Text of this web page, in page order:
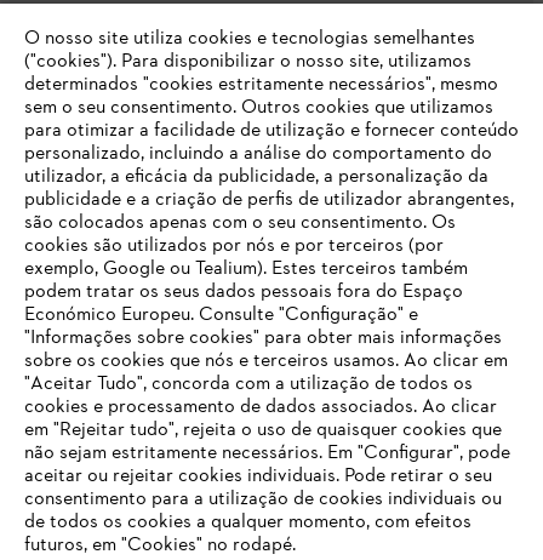
Opções de pagamento
Empresa
FAQs Loja Online
Contacto
O SEU NAVEGADOR NÃO SUPORTA
ESTE WEBSITE
Está utilizar um navegador que ainda não suportamos. Para
obter o melhor uso de nosso site, recomendamos que altere
para um dos seguintes navegadores:
O nosso site utiliza cookies e tecnologias semelhantes
("cookies"). Para disponibilizar o nosso site, utilizamos
determinados "cookies estritamente necessários", mesmo
sem o seu consentimento. Outros cookies que utilizamos
para otimizar a facilidade de utilização e fornecer conteúdo
personalizado, incluindo a análise do comportamento do
utilizador, a eficácia da publicidade, a personalização da
publicidade e a criação de perfis de utilizador abrangentes,
são colocados apenas com o seu consentimento. Os
cookies são utilizados por nós e por terceiros (por
exemplo, Google ou Tealium). Estes terceiros também
podem tratar os seus dados pessoais fora do Espaço
Económico Europeu. Consulte "Configuração" e
"Informações sobre cookies" para obter mais informações
sobre os cookies que nós e terceiros usamos. Ao clicar em
"Aceitar Tudo", concorda com a utilização de todos os
cookies e processamento de dados associados. Ao clicar
em "Rejeitar tudo", rejeita o uso de quaisquer cookies que
não sejam estritamente necessários. Em "Configurar", pode
aceitar ou rejeitar cookies individuais. Pode retirar o seu
consentimento para a utilização de cookies individuais ou
de todos os cookies a qualquer momento, com efeitos
futuros, em "Cookies" no rodapé.